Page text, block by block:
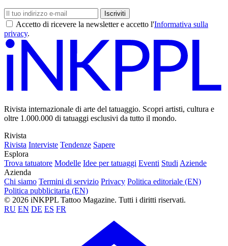
Iscriviti
Accetto di ricevere la newsletter e accetto l'Informativa sulla
privacy.
Rivista internazionale di arte del tatuaggio. Scopri artisti, cultura e
oltre 1.000.000 di tatuaggi esclusivi da tutto il mondo.
Rivista
Rivista Interviste Tendenze Sapere
Esplora
Trova tatuatore Modelle Idee per tatuaggi Eventi Studi Aziende
Azienda
Chi siamo Termini di servizio Privacy Politica editoriale (EN)
Politica pubblicitaria (EN)
© 2026 iNKPPL Tattoo Magazine. Tutti i diritti riservati.
RU EN DE ES FR